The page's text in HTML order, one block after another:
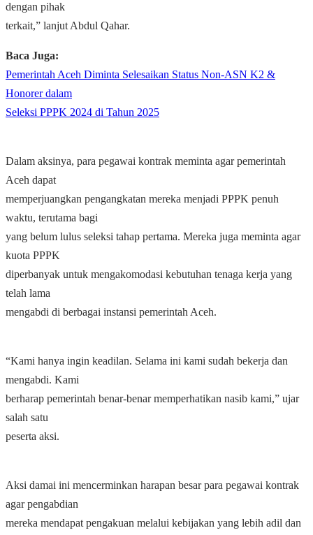
dengan pihak
terkait,” lanjut Abdul Qahar.
Baca Juga:
Pemerintah Aceh Diminta Selesaikan Status Non-ASN K2 &
Honorer dalam
Seleksi PPPK 2024 di Tahun 2025
Dalam aksinya, para pegawai kontrak meminta agar pemerintah
Aceh dapat
memperjuangkan pengangkatan mereka menjadi PPPK penuh
waktu, terutama bagi
yang belum lulus seleksi tahap pertama. Mereka juga meminta agar
kuota PPPK
diperbanyak untuk mengakomodasi kebutuhan tenaga kerja yang
telah lama
mengabdi di berbagai instansi pemerintah Aceh.
“Kami hanya ingin keadilan. Selama ini kami sudah bekerja dan
mengabdi. Kami
berharap pemerintah benar-benar memperhatikan nasib kami,” ujar
salah satu
peserta aksi.
Aksi damai ini mencerminkan harapan besar para pegawai kontrak
agar pengabdian
mereka mendapat pengakuan melalui kebijakan yang lebih adil dan